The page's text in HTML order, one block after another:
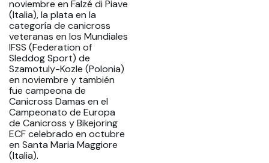
noviembre en Falzé di Piave
(Italia), la plata en la
categoría de canicross
veteranas en los Mundiales
IFSS (Federation of
Sleddog Sport) de
Szamotuly-Kozle (Polonia)
en noviembre y también
fue campeona de
Canicross Damas en el
Campeonato de Europa
de Canicross y Bikejoring
ECF celebrado en octubre
en Santa Maria Maggiore
(Italia).